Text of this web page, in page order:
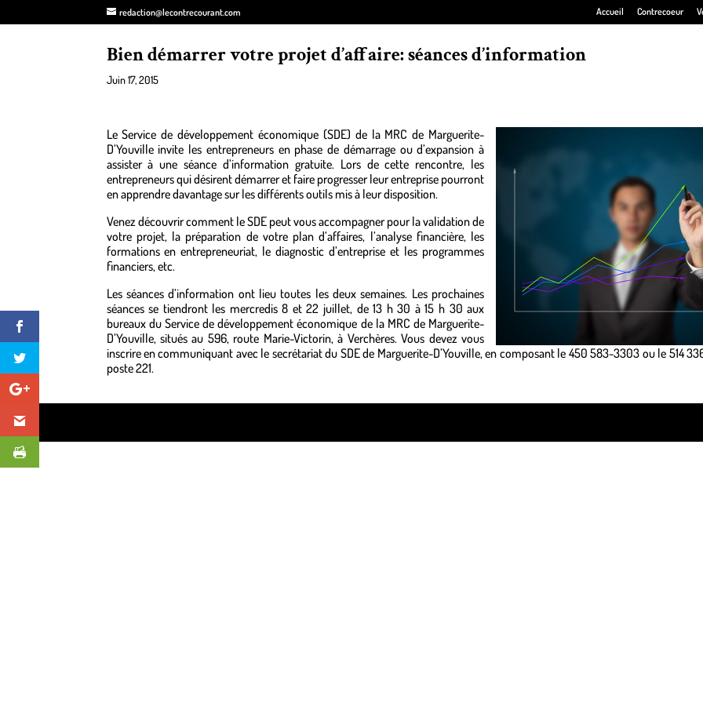
redaction@lecontrecourant.com Accueil Contrecoeur
Bien démarrer votre projet d’affaire: séances d’information
Juin 17, 2015
Le Service de développement économique (SDE) de la MRC de Marguerite-
D’Youville invite les entrepreneurs en phase de démarrage ou d’expansion à
assister à une séance d’information gratuite. Lors de cette rencontre, les
entrepreneurs qui désirent démarrer et faire progresser leur entreprise pourront
en apprendre davantage sur les différents outils mis à leur disposition.
Venez découvrir comment le SDE peut vous accompagner pour la validation de
votre projet, la préparation de votre plan d’affaires, l’analyse financière, les
formations en entrepreneuriat, le diagnostic d’entreprise et les programmes
financiers, etc.
Les séances d’information ont lieu toutes les deux semaines. Les prochaines
séances se tiendront les mercredis 8 et 22 juillet, de 13 h 30 à 15 h 30 aux
bureaux du Service de développement économique de la MRC de Marguerite-
D’Youville, situés au 596, route Marie-Victorin, à Verchères. Vous devez vous
inscrire en communiquant avec le secrétariat du SDE de Marguerite-D’Youville, en composant le 450 583-3303 ou le 514
poste 221.